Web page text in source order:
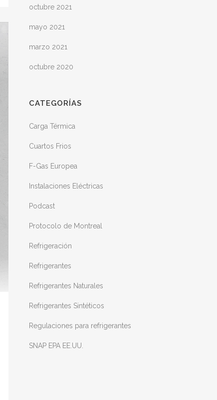
octubre 2021
mayo 2021
marzo 2021
octubre 2020
CATEGORÍAS
Carga Térmica
Cuartos Frios
F-Gas Europea
Instalaciones Eléctricas
Podcast
Protocolo de Montreal
Refrigeración
Refrigerantes
Refrigerantes Naturales
Refrigerantes Sintéticos
Regulaciones para refrigerantes
SNAP EPA EE.UU.